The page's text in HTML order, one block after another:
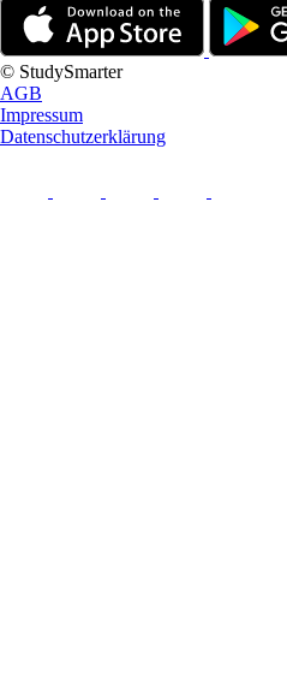
© StudySmarter
AGB
Impressum
Datenschutzerklärung